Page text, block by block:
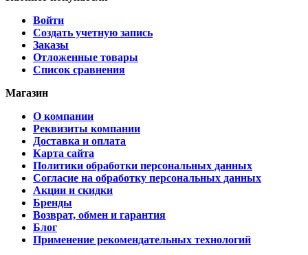
Войти
Создать учетную запись
Заказы
Отложенные товары
Список сравнения
Магазин
О компании
Реквизиты компании
Доставка и оплата
Карта сайта
Политики обработки персональных данных
Согласие на обработку персональных данных
Акции и скидки
Бренды
Возврат, обмен и гарантия
Блог
Применение рекомендательных технологий